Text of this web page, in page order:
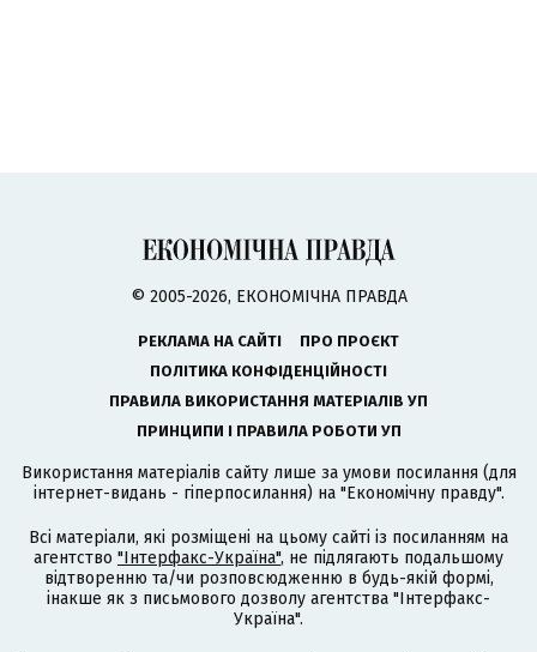
© 2005-2026, ЕКОНОМІЧНА ПРАВДА
РЕКЛАМА НА САЙТІ
ПРО ПРОЄКТ
ПОЛІТИКА КОНФІДЕНЦІЙНОСТІ
ПРАВИЛА ВИКОРИСТАННЯ МАТЕРІАЛІВ УП
ПРИНЦИПИ І ПРАВИЛА РОБОТИ УП
Використання матеріалів сайту лише за умови посилання (для
інтернет-видань - гіперпосилання) на "Економічну правду".
Всі матеріали, які розміщені на цьому сайті із посиланням на
агентство "Інтерфакс-Україна", не підлягають подальшому
відтворенню та/чи розповсюдженню в будь-якій формі,
інакше як з письмового дозволу агентства "Інтерфакс-
Україна".